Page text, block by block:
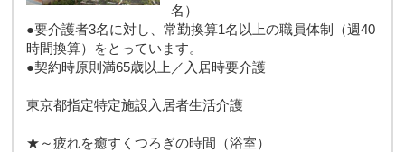
名）
●要介護者3名に対し、常勤換算1名以上の職員体制（週40
時間換算）をとっています。
●契約時原則満65歳以上／入居時要介護
東京都指定特定施設入居者生活介護
★～疲れを癒すくつろぎの時間（浴室）